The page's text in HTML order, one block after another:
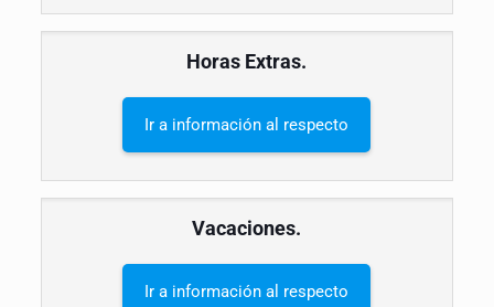
Horas Extras.
Ir a información al respecto
Vacaciones.
Ir a información al respecto